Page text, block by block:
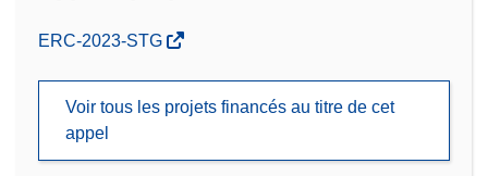
(s’ouvre
nouvelle
fenêtre)
ERC-2023-STG
Voir tous les projets financés au titre de cet
appel